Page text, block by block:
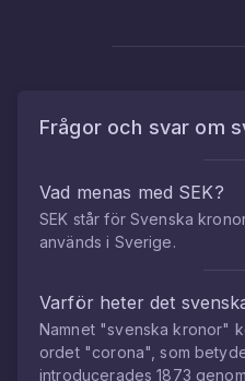
Frågor och svar om
Vad menas med SEK?
SEK står för Svenska
används i Sverige.
Varför heter det
Namnet "svenska kronor"
ordet "corona", som
introducerades 1873